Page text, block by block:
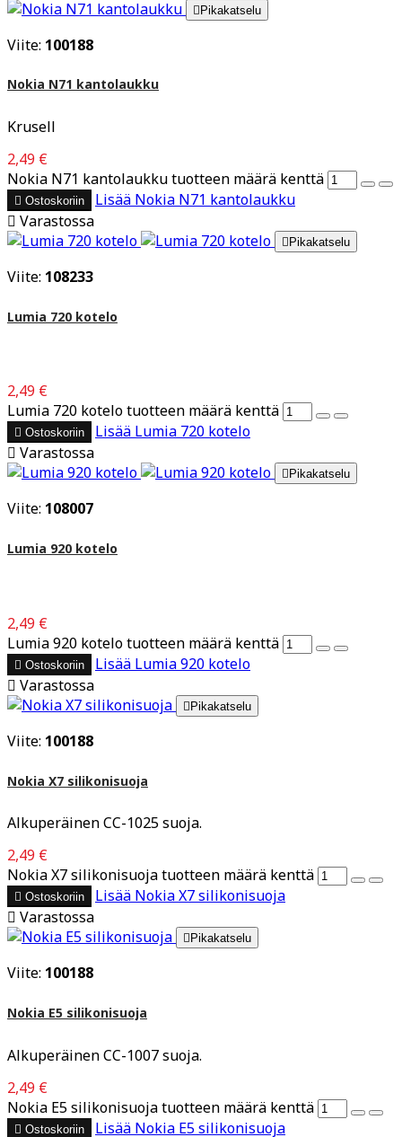
Pikakatselu
Viite: 100188
Nokia N71 kantolaukku
Krusell
2,49 €
Nokia N71 kantolaukku tuotteen määrä kenttä
 Ostoskoriin Lisää Nokia N71 kantolaukku
 Varastossa
 Pikakatselu
Viite: 108233
Lumia 720 kotelo
2,49 €
Lumia 720 kotelo tuotteen määrä kenttä
 Ostoskoriin Lisää Lumia 720 kotelo
 Varastossa
 Pikakatselu
Viite: 108007
Lumia 920 kotelo
2,49 €
Lumia 920 kotelo tuotteen määrä kenttä
 Ostoskoriin Lisää Lumia 920 kotelo
 Varastossa
 Pikakatselu
Viite: 100188
Nokia X7 silikonisuoja
Alkuperäinen CC-1025 suoja.
2,49 €
Nokia X7 silikonisuoja tuotteen määrä kenttä
 Ostoskoriin Lisää Nokia X7 silikonisuoja
 Varastossa
 Pikakatselu
Viite: 100188
Nokia E5 silikonisuoja
Alkuperäinen CC-1007 suoja.
2,49 €
Nokia E5 silikonisuoja tuotteen määrä kenttä
 Ostoskoriin Lisää Nokia E5 silikonisuoja